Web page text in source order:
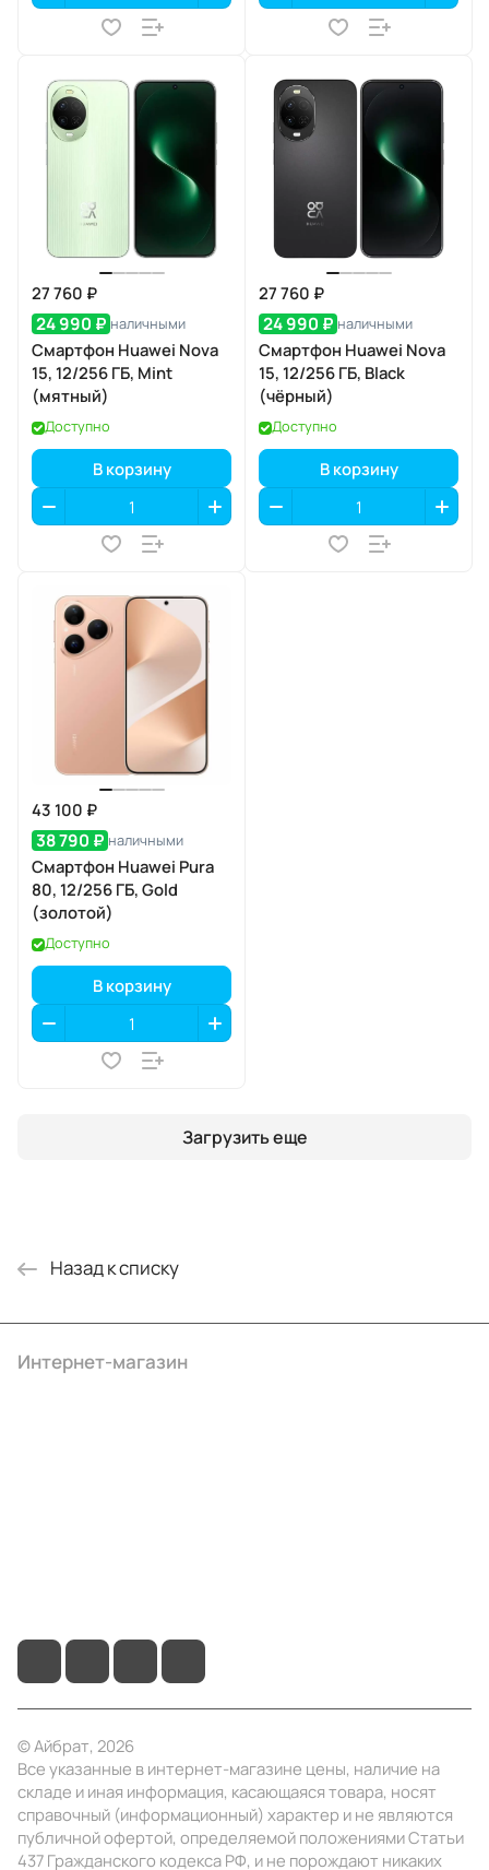
27 760 ₽
24 990 ₽ наличными
Смартфон Huawei Nova
15, 12/256 ГБ, Mint
(мятный)
Доступно
В корзину
27 760 ₽
24 990 ₽ наличными
Смартфон Huawei Nova
15, 12/256 ГБ, Black
(чёрный)
Доступно
В корзину
43 100 ₽
38 790 ₽ наличными
Смартфон Huawei Pura
80, 12/256 ГБ, Gold
(золотой)
Доступно
В корзину
Загрузить еще
Назад к списку
Интернет-магазин
© Айбрат, 2026
Все указанные в интернет-магазине цены, наличие на
складе и иная информация, касающаяся товара, носят
справочный (информационный) характер и не являются
публичной офертой, определяемой положениями Статьи
437 Гражданского кодекса РФ, и не порождают никаких